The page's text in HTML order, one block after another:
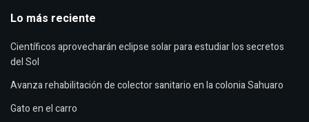
Lo más reciente
Científicos aprovecharán eclipse solar para estudiar los secretos
del Sol
Avanza rehabilitación de colector sanitario en la colonia Sahuaro
Gato en el carro